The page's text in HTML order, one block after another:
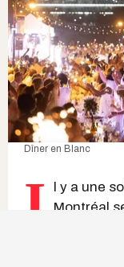
Dîner en Blanc
I
l y a une
Montréal